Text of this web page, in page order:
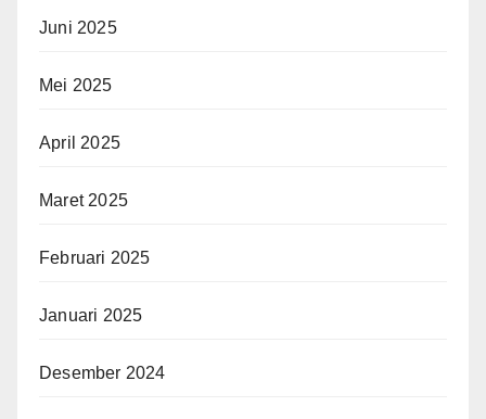
Juni 2025
Mei 2025
April 2025
Maret 2025
Februari 2025
Januari 2025
Desember 2024